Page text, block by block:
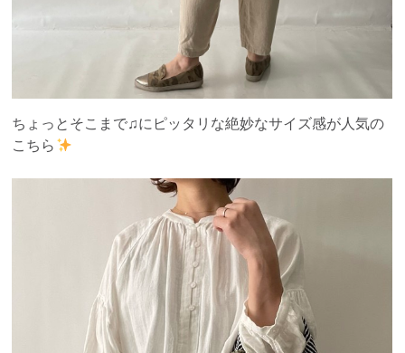
ちょっとそこまで♫にピッタリな絶妙なサイズ感が人気の
こちら